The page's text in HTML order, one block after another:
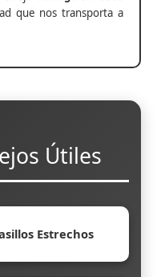
que nos transporta a
Útiles
Estrechos